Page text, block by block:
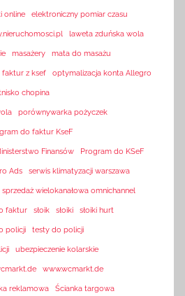
online elektroniczny pomiar czasu
laweta zduńska wola
masażery mata do masażu
faktur z ksef optymalizacja konta Allegro
chopina
porównywarka pożyczek
do faktur KseF
Finansów Program do KSeF
Ads serwis klimatyzacji warszawa
sprzedaż wielokanałowa omnichannel
faktur słoik słoiki słoiki hurt
policji testy do policji
ubezpieczenie kolarskie
www.wcmarkt.de
reklamowa Ścianka targowa